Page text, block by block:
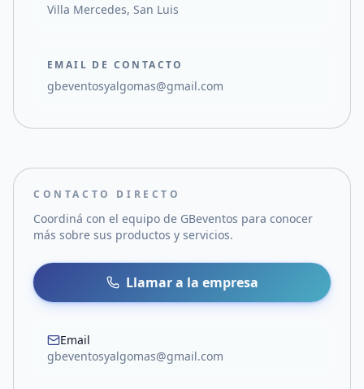
Villa Mercedes, San Luis
EMAIL DE CONTACTO
gbeventosyalgomas@gmail.com
CONTACTO DIRECTO
Coordiná con el equipo de GBeventos para conocer
más sobre sus productos y servicios.
Llamar a la empresa
Email
gbeventosyalgomas@gmail.com